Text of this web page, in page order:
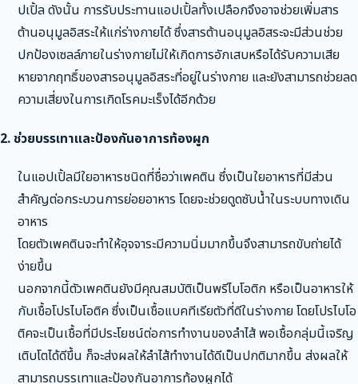
ปเปิ้ล ดังนั้น การรับประทานแอปเปิ้ลทั้งเปลือกจึงอาจช่วยเพิ่มสาร
ต้านอนุมูลอิสระให้แก่ร่างกายได้ ซึ่งสารต้านอนุมูลอิสระจะมีส่วนช่วย
ปกป้องเซลล์ภายในร่างกายไม่ให้เกิดการอักเสบหรือได้รับความเสีย
หายจากฤทธิ์ของสารอนุมูลอิสระที่อยู่ในร่างกาย และยังสามารถช่วยลด
ความเสี่ยงในการเกิดโรคมะเร็งได้อีกด้วย
2. ช่วยบรรเทาและป้องกันอาการท้องผูก
ในแอปเปิ้ลมีใยอาหารชนิดที่ชื่อว่าเพคติน ซึ่งเป็นใยอาหารที่มีส่วน
สำคัญต่อกระบวนการย่อยอาหาร โดยจะช่วยดูดซับน้ำในระบบทางเดิน
อาหาร
โดยตัวเพคตินจะทำให้อุจจาระมีความนิ่มมากขึ้นจึงสามารถขับถ่ายได้
ง่ายขึ้น
นอกจากนี้ตัวเพคตินยังมีคุณสมบัติเป็นพรีไบโอติก หรือเป็นอาหารให้
กับเชื้อโปรไบโอติค ซึ่งเป็นเชื้อแบคทีเรียตัวที่ดีในร่างกาย โดยโปรไบโอ
ติคจะเป็นเชื้อที่มีประโยชน์ต่อการทำงานของลำไส้ พอเชื้อกลุ่มนี้เจริญ
เติบโตได้ดีขึ้น ก็จะส่งผลให้ลำไส้ทำงานได้ดีเป็นปกติมากขึ้น ส่งผลให้
สามารถบรรเทาและป้องกันอาการท้องผูกได้